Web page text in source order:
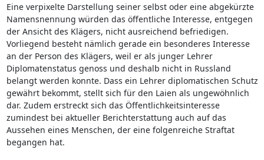
Eine verpixelte Darstellung seiner selbst oder eine abgekürzte
Namensnennung würden das öffentliche Interesse, entgegen
der Ansicht des Klägers, nicht ausreichend befriedigen.
Vorliegend besteht nämlich gerade ein besonderes Interesse
an der Person des Klägers, weil er als junger Lehrer
Diplomatenstatus genoss und deshalb nicht in Russland
belangt werden konnte. Dass ein Lehrer diplomatischen Schutz
gewährt bekommt, stellt sich für den Laien als ungewöhnlich
dar. Zudem erstreckt sich das Öffentlichkeitsinteresse
zumindest bei aktueller Berichterstattung auch auf das
Aussehen eines Menschen, der eine folgenreiche Straftat
begangen hat.